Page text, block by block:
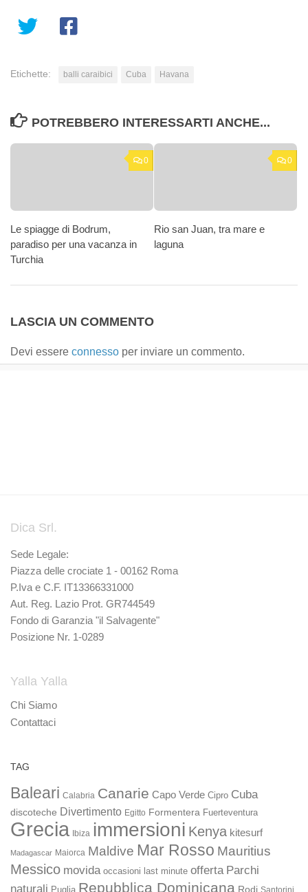
Etichette: balli caraibici Cuba Havana
POTREBBERO INTERESSARTI ANCHE...
0
Le spiagge di Bodrum,
paradiso per una vacanza in
Turchia
0
Rio san Juan, tra mare e
laguna
LASCIA UN COMMENTO
Devi essere connesso per inviare un commento.
Dica Srl.
Sede Legale:
Piazza delle crociate 1 - 00162 Roma
P.Iva e C.F. IT13366331000
Aut. Reg. Lazio Prot. GR744549
Fondo di Garanzia "il Salvagente"
Posizione Nr. 1-0289
Yalla Yalla
Chi Siamo
Contattaci
TAG
Baleari Calabria Canarie Capo Verde Cipro Cuba
discoteche Divertimento Egitto Formentera Fuerteventura
Grecia Ibiza immersioni Kenya kitesurf
Madagascar Maiorca Maldive Mar Rosso Mauritius
Messico movida occasioni last minute offerta Parchi
naturali Puglia Repubblica Dominicana Rodi Santorini